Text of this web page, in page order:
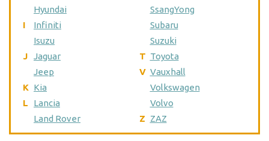
Hyundai
I
Infiniti
Isuzu
J Jaguar
Jeep
K Kia
L
Lancia
Land Rover
SsangYong
Subaru
Suzuki
T Toyota
V Vauxhall
Volkswagen
Volvo
Z ZAZ